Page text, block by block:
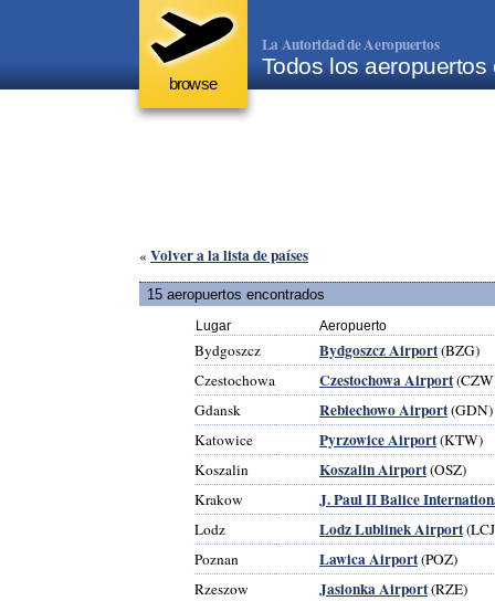
browse
La Autoridad de Aeropuertos
Todos los aeropuertos
« Volver a la lista de países
15 aeropuertos encontrados
Lugar Aeropuerto
Bydgoszcz Bydgoszcz Airport(BZG)
Czestochowa
Czestochowa Airport
Gdansk
Rebiechowo Airport(GDN)
Katowice
Pyrzowice Airport(KTW)
Koszalin
Koszalin Airport(OSZ)
Krakow
J. Paul II Balice
Lodz Lodz Lublinek Airport
Poznan
Lawica Airport(POZ)
Rzeszow
Jasionka Airport(RZE)